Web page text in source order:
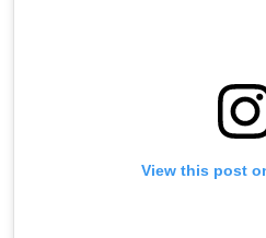
View this post